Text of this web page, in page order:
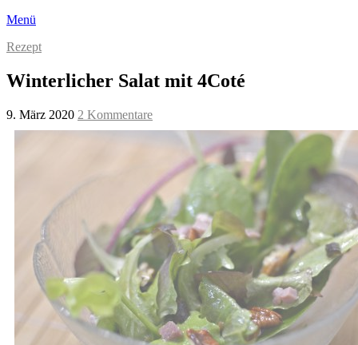
Menü
Rezept
Winterlicher Salat mit 4Coté
9. März 2020 2 Kommentare